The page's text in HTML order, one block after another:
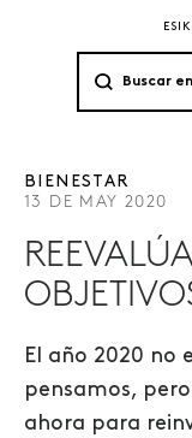
BIENESTAR
13 DE MAY 2020
El año 2020 no
pensamos,
ahora para